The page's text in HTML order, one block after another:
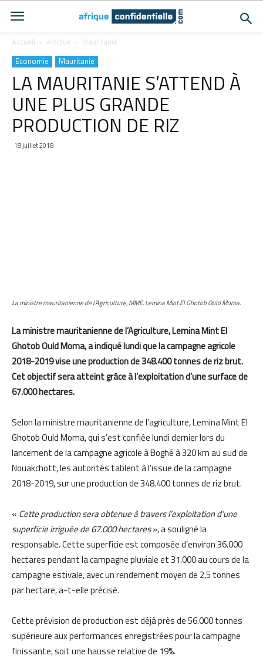
Accueil Afrique Mauritanie
Economie Mauritanie
LA MAURITANIE S’ATTEND À
UNE PLUS GRANDE
PRODUCTION DE RIZ
18 juillet 2018
La ministre mauritanienne de l’Agriculture, MME. Lemina Mint El Ghotob Ould Moma.
La ministre mauritanienne de l’Agriculture, Lemina Mint El
Ghotob Ould Moma, a indiqué lundi que la campagne agricole
2018-2019 vise une production de 348.400 tonnes de riz brut.
Cet objectif sera atteint grâce à l’exploitation d’une surface de
67.000 hectares.
Selon la ministre mauritanienne de l’agriculture, Lemina Mint El
Ghotob Ould Moma, qui s’est confiée lundi dernier lors du
lancement de la campagne agricole à Boghé à 320 km au sud de
Nouakchott, les autorités tablent à l’issue de la campagne
2018-2019, sur une production de 348.400 tonnes de riz brut.
« Cette production sera obtenue à travers l’exploitation d’une
superficie irriguée de 67.000 hectares», a souligné la
responsable. Cette superficie est composée d’environ 36.000
hectares pendant la campagne pluviale et 31.000 au cours de la
campagne estivale, avec un rendement moyen de 2,5 tonnes
par hectare, a-t-elle précisé.
Cette prévision de production est déjà près de 56.000 tonnes
supérieure aux performances enregistrées pour la campagne
finissante, soit une hausse relative de 19%.